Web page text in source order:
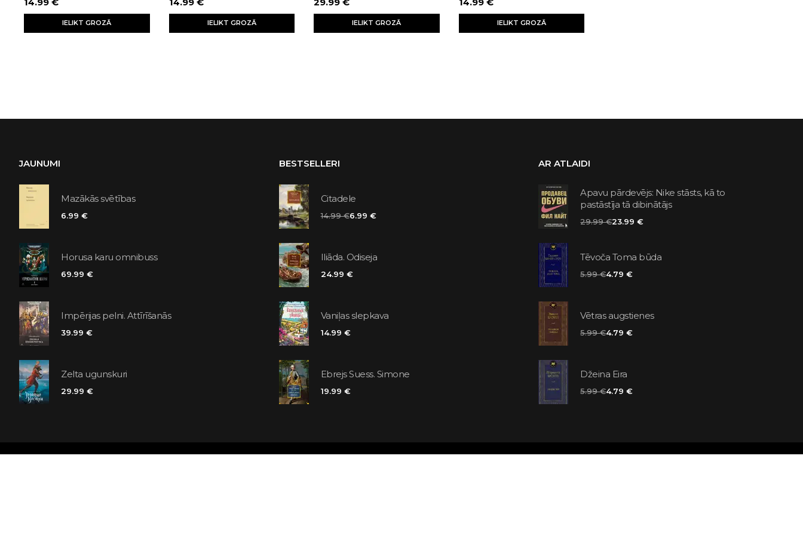
IELIKT GROZĀ IELIKT GROZĀ IELIKT GROZĀ IELIKT GROZĀ
JAUNUMI
Mazākās svētības
6.99 €
Horusa karu omnibuss
69.99 €
Impērijas pelni. Attīrīšanās
39.99 €
Zelta ugunskuri
29.99 €
BESTSELLERI
Citadele
14.99 €6.99 €
Iliāda. Odiseja
24.99 €
Vaniļas slepkava
14.99 €
Ebrejs Suess. Simone
19.99 €
AR ATLAIDI
Apavu pārdevējs: Nike stāsts, kā to
pastāstīja tā dibinātājs
29.99 €23.99 €
Tēvoča Toma būda
5.99 €4.79 €
Vētras augstienes
5.99 €4.79 €
Džeina Eira
5.99 €4.79 €